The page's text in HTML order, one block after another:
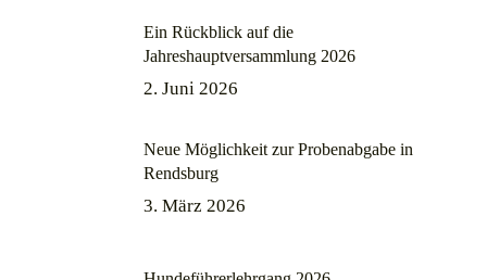
Ein Rückblick auf die
Jahreshauptversammlung 2026
2. Juni 2026
Neue Möglichkeit zur Probenabgabe in
Rendsburg
3. März 2026